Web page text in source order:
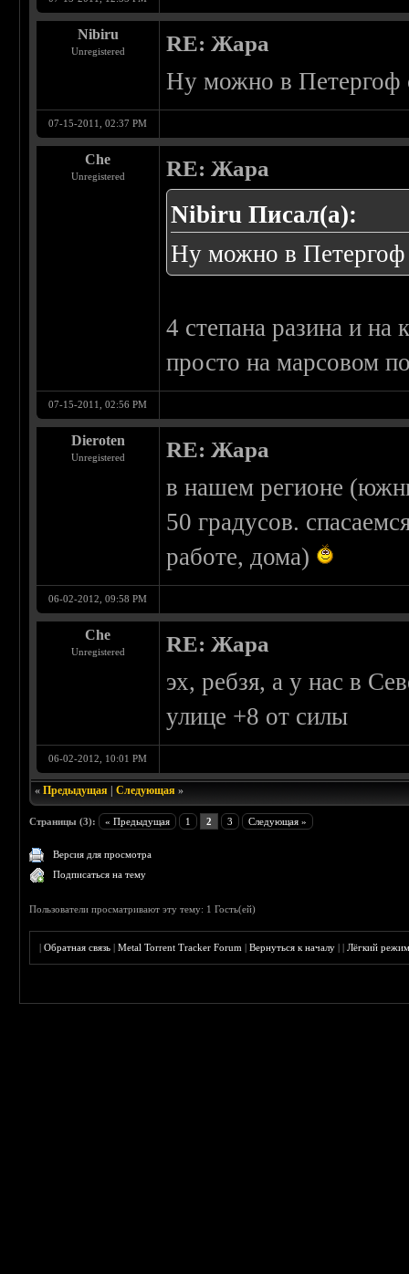
Nibiru
Unregistered RE: Жара
Ну можно в Петергоф
07-15-2011, 02:37 PM
Che
Unregistered RE: Жара
Nibiru Писал(а):
Ну можно в Петергоф
4 степана разина и на
просто на марсовом
07-15-2011, 02:56 PM
Dieroten
Unregistered RE: Жара
в нашем регионе
50 градусов.
работе, дома)
06-02-2012, 09:58 PM
Che
Unregistered RE: Жара
эх, ребзя, а у нас в
улице +8 от силы
06-02-2012, 10:01 PM
«Предыдущая |Следующая »
Страницы (3): « Предыдущая 1 2 3 Следующая »
Версия для просмотра
Подписаться на тему
Пользователи просматривают эту тему: 1 Гость(ей)
|Обратная связь |Metal Torrent Tracker Forum |Вернуться к началу ||Лёгкий